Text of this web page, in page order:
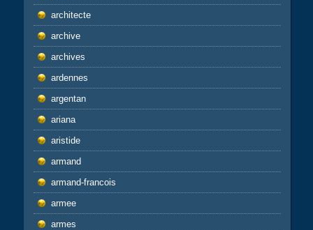
architecte
archive
archives
ardennes
argentan
ariana
aristide
armand
armand-francois
armee
armes